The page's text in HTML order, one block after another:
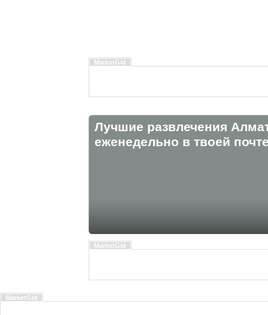
MarketGid
Лучшие развлечения
eженедельно в твоей
MarketGid
MarketGid